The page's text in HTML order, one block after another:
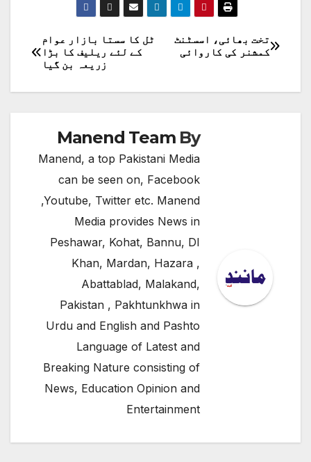
پوسٹوں
ٹل کا سستا بازار عوام
کے لئے ریلیف کا بڑا
زریعہ بن گیا
تخت بھائی، اسسٹنٹ
کمشنر کی کاروائی
By
Manend Team
Manend, a top Pakistani Media
can be seen on, Facebook
,Youtube, Twitter etc. Manend
Media provides News in
Peshawar, Kohat, Bannu, DI
Khan, Mardan, Hazara ,
Abattablad, Malakand,
Pakistan , Pakhtunkhwa in
Urdu and English and Pashto
Language of Latest and
Breaking Nature consisting of
News, Education Opinion and
Entertainment